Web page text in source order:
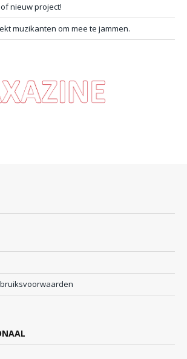
nieuw project!
muzikanten om mee te jammen.